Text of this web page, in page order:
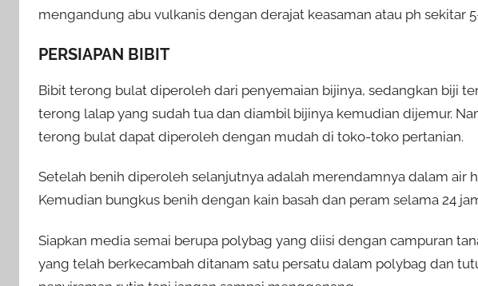
mengandung abu vulkanis dengan derajat keasaman atau ph sekitar
PERSIAPAN BIBIT
Bibit terong bulat diperoleh dari penyemaian bijinya, sedangkan biji
terong lalap yang sudah tua dan diambil bijinya kemudian dijemur.
terong bulat dapat diperoleh dengan mudah di toko-toko pertanian.
Setelah benih diperoleh selanjutnya adalah merendamnya dalam air
Kemudian bungkus benih dengan kain basah dan peram selama 24
Siapkan media semai berupa polybag yang diisi dengan campuran
yang telah berkecambah ditanam satu persatu dalam polybag dan